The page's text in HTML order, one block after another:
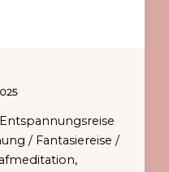
/ Fantasiereise /